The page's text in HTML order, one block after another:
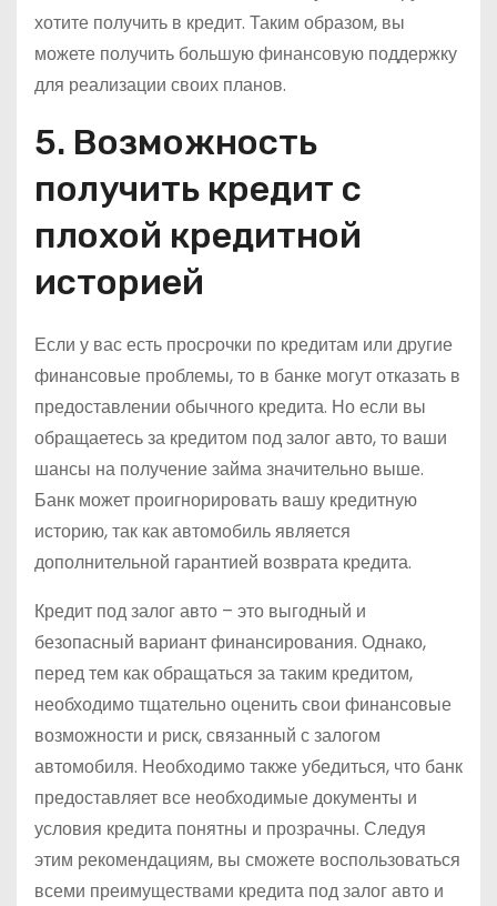
хотите получить в кредит. Таким образом, вы
можете получить большую финансовую поддержку
для реализации своих планов.
5. Возможность
получить кредит с
плохой кредитной
историей
Если у вас есть просрочки по кредитам или другие
финансовые проблемы, то в банке могут отказать в
предоставлении обычного кредита. Но если вы
обращаетесь за кредитом под залог авто, то ваши
шансы на получение займа значительно выше.
Банк может проигнорировать вашу кредитную
историю, так как автомобиль является
дополнительной гарантией возврата кредита.
Кредит под залог авто – это выгодный и
безопасный вариант финансирования. Однако,
перед тем как обращаться за таким кредитом,
необходимо тщательно оценить свои финансовые
возможности и риск, связанный с залогом
автомобиля. Необходимо также убедиться, что банк
предоставляет все необходимые документы и
условия кредита понятны и прозрачны. Следуя
этим рекомендациям, вы сможете воспользоваться
всеми преимуществами кредита под залог авто и